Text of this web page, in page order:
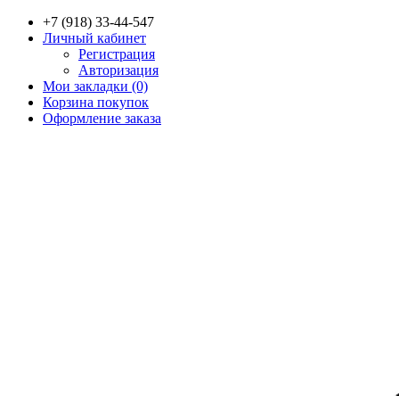
+7 (918) 33-44-547
Личный кабинет
Регистрация
Авторизация
Мои закладки (0)
Корзина покупок
Оформление заказа